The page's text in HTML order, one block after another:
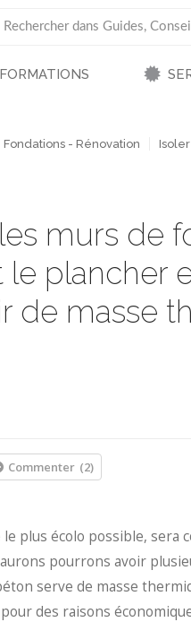
FORMATIONS
Fondations - Rénovation
murs de
plancher
de masse
Commenter (2)
plus écolo possible, sera
pourrons avoir
serve de masse
des raisons